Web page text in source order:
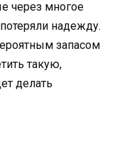
через многое
надежду.
запасом
такую,
делать